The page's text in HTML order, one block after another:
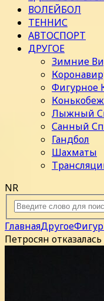
ВОЛЕЙБОЛ
ТЕННИС
АВТОСПОРТ
ДРУГОЕ
Зимние
Фигурное
Лыжный
Санный
Гандбол
Шахматы
NR
ГлавнаяДругое
Петросян